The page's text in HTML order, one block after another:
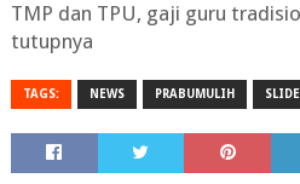
TMP dan TPU, gaji guru
tutupnya
TAGS: NEWS PRABUMULIH